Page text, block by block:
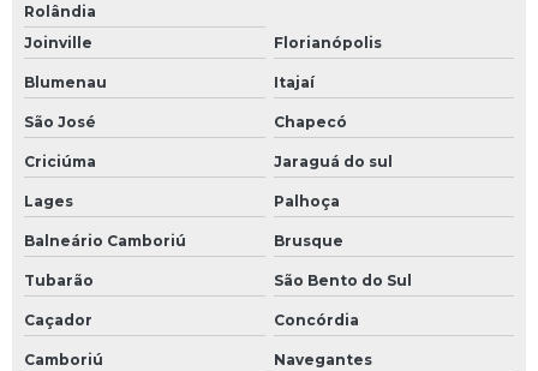
Rolândia
Joinville
Florianópolis
Blumenau Itajaí
São José Chapecó
Criciúma Jaraguá do sul
Lages Palhoça
Balneário Camboriú Brusque
Tubarão São Bento do Sul
Caçador Concórdia
Camboriú Navegantes